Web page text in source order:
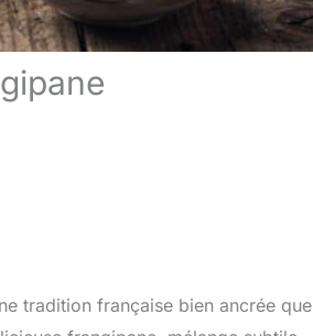
tradition française bien ancrée que